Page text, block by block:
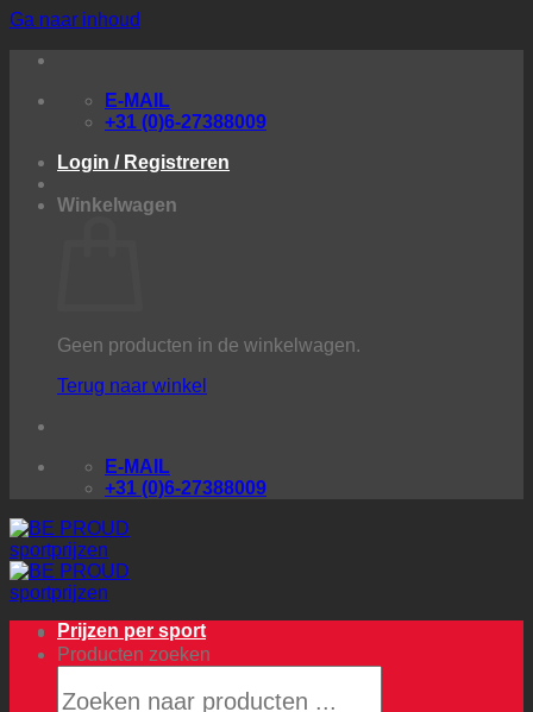
Ga naar inhoud
E-MAIL
+31 (0)6-27388009
Login / Registreren
Winkelwagen
Geen producten in de winkelwagen.
Terug naar winkel
E-MAIL
+31 (0)6-27388009
Producten zoeken
Prijzen per sport